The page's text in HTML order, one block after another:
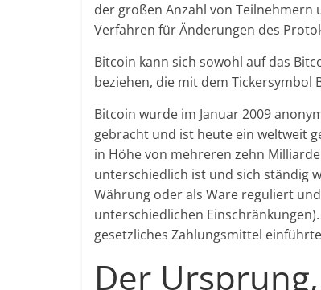
der großen Anzahl von
Verfahren für Änderungen des
Bitcoin kann sich sowohl auf das
beziehen, die mit dem Tickersymbol
Bitcoin wurde im Januar 2009
gebracht und ist heute ein weltweit
in Höhe von mehreren zehn
unterschiedlich ist und sich ständig
Währung oder als Ware reguliert
unterschiedlichen
gesetzliches Zahlungsmittel
Der